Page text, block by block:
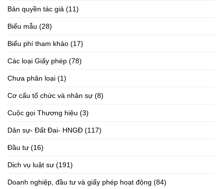
Bản quyền tác giả (11)
Biểu mẫu (28)
Biểu phí tham khảo (17)
Các loại Giấy phép (78)
Chưa phân loại (1)
Cơ cấu tổ chức và nhân sự (8)
Cuộc gọi Thương hiệu (3)
Dân sự- Đất Đai- HNGĐ (117)
Đầu tư (16)
Dịch vụ luật sư (191)
Doanh nghiệp, đầu tư và giấy phép hoạt động (84)